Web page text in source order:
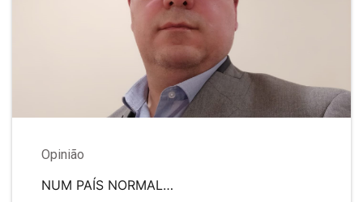
Opinião
NUM PAÍS NORMAL…